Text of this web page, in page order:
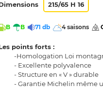
215/65 H 16
B B 71 db 4 saisons
points forts :
-Homologation Loi
- Excellente polyvalence
- Structure en « V » durable
- Garantie Michelin même